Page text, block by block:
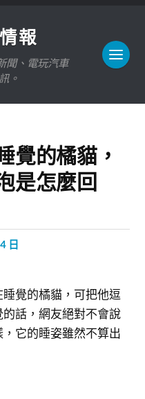
報
聞、電玩汽車
。
覺的橘貓，
是怎麼回
日
覺的橘貓，可把他逗
話，網友絕對不會說
它的睡姿雖然不算出